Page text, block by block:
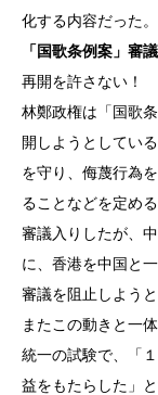
化する内容だった。
「国歌条例案」審議
再開を許さない！
林鄭政権は「国歌
開しようとしてい
を守り、侮蔑行為
ることなどを定め
審議入りしたが、
に、香港を中国と
審議を阻止しよう
またこの動きと一
統一の試験で、「
益をもたらした」